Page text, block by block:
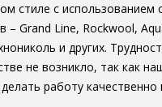
стиле с использованием
– Grand Line, Rockwool,
и других.
не возникло, так как
работу качественно